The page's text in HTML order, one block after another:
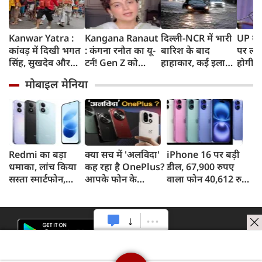
Kanwar Yatra :
कांवड़ में दिखी भगत
सिंह, सुखदेव और
अमरगाथा,
शिवभक्तों ने अनोखे
अंदाज में दी
श्रद्धांजलि
Kangana Ranaut
: कंगना रनौत का यू-
टर्न! Gen Z को
'सबसे बड़ी ताकत',
कुछ दिन पहले
प्रदर्शनकारियों को
कहा था 'जेनरेशन
गटर'
दिल्ली-NCR में भारी
बारिश के बाद
हाहाकार, कई इलाकों
जाम में फंसे लोग,
सड़कों पर भरा कमर
तक पानी
UP के
पर
होगी
मीटर
पर
मोबाइल मेनिया
Redmi का बड़ा
धमाका, लांच किया
सस्ता स्मार्टफोन,
क्या सच में 'अलविदा'
कह रहा है OnePlus?
आपके फोन के
iPhone 16 पर बड़ी
डील, 67,900 रुपए
वाला फोन 40,612 रुपए